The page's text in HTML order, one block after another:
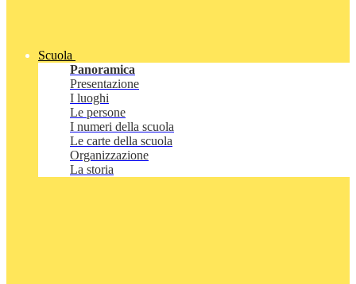
Scuola
Panoramica
Presentazione
I luoghi
Le persone
I numeri della scuola
Le carte della scuola
Organizzazione
La storia